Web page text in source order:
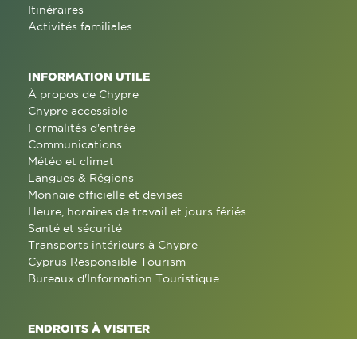
Itinéraires
Activités familiales
INFORMATION UTILE
À propos de Chypre
Chypre accessible
Formalités d'entrée
Communications
Météo et climat
Langues & Régions
Monnaie officielle et devises
Heure, horaires de travail et jours fériés
Santé et sécurité
Transports intérieurs à Chypre
Cyprus Responsible Tourism
Bureaux d'Information Touristique
ENDROITS À VISITER